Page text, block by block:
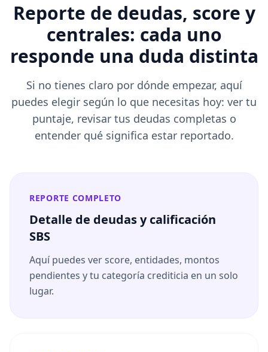
Reporte de deudas, score y
centrales: cada uno
responde una duda distinta
Si no tienes claro por dónde empezar, aquí
puedes elegir según lo que necesitas hoy: ver tu
puntaje, revisar tus deudas completas o
entender qué significa estar reportado.
REPORTE COMPLETO
Detalle de deudas y calificación
SBS
Aquí puedes ver score, entidades, montos
pendientes y tu categoría crediticia en un solo
lugar.